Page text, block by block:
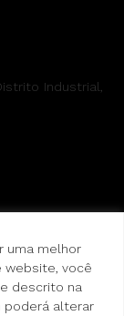
uma melhor
website, você
descrito na
poderá alterar
Industrial,